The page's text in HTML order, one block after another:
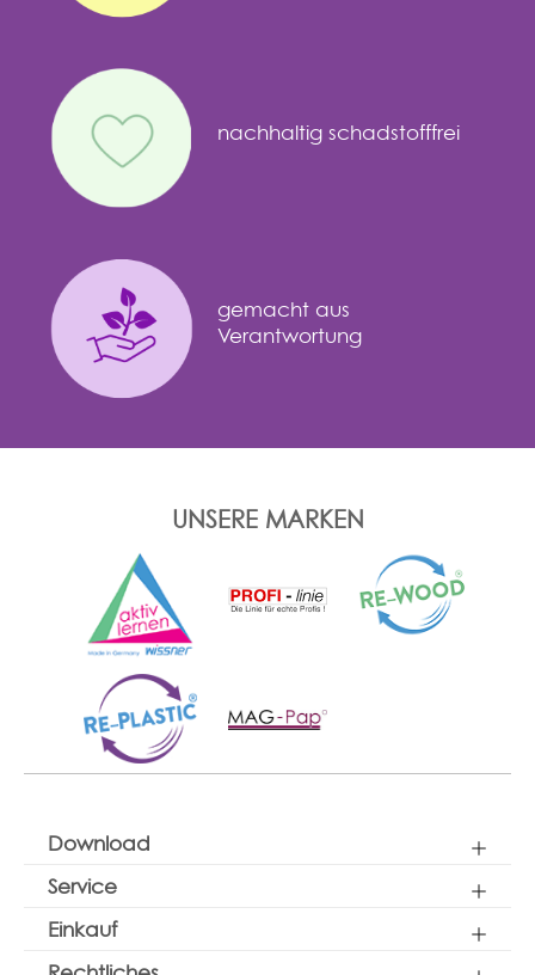
nachhaltig schadstofffrei
gemacht aus
Verantwortung
UNSERE MARKEN
Download
Service
Einkauf